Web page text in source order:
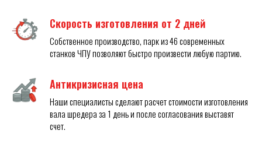
Скорость изготовления от 2 дней
Собственное производство, парк из 46 современных
станков ЧПУ позволяют быстро произвести любую партию.
Антикризисная цена
Наши специалисты сделают расчет стоимости изготовления
вала шредера за 1 день и после согласования выставят
счет.